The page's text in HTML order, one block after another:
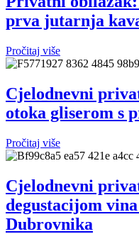
prva jutarnja
Pročitaj više
Cjelodnevni
otoka gliserom s
Pročitaj više
Cjelodnevni
degustacijom
Dubrovnika